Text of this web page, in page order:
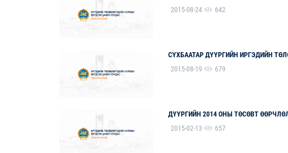
2015-08-24
642
СҮХБААТАР ДҮҮРГИЙН ИРГЭДИЙН
2015-08-19
679
ДҮҮРГИЙН 2014 ОНЫ ТӨСӨВТ
2015-02-13
657